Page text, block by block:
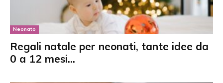
Neonato
Regali natale per neonati, tante idee da
0 a 12 mesi...